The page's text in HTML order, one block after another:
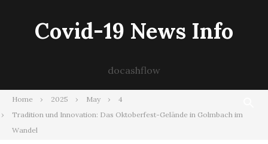
contentCovid-19 News Info
docashflow
Home 2025 May
4
Tradition und Innovation: Das Oktoberfest-Gelände in Golmbach im
Wandel